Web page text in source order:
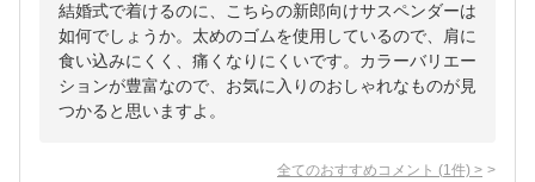
結婚式で着けるのに、こちらの新郎向けサスペンダーは
如何でしょうか。太めのゴムを使用しているので、肩に
食い込みにくく、痛くなりにくいです。カラーバリエー
ションが豊富なので、お気に入りのおしゃれなものが見
つかると思いますよ。
全てのおすすめコメント (1 件) >